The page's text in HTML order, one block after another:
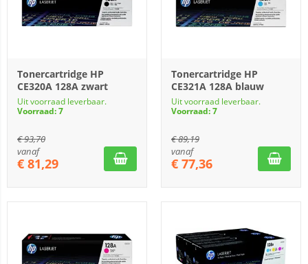
Tonercartridge HP
CE320A 128A zwart
Uit voorraad leverbaar.
Voorraad: 7
€93,70
vanaf
€ 81,29
Tonercartridge HP
CE321A 128A blauw
Uit voorraad leverbaar.
Voorraad: 7
€89,19
vanaf
€ 77,36